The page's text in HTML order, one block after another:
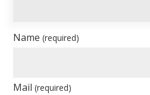
Name(required)
Mail(required)